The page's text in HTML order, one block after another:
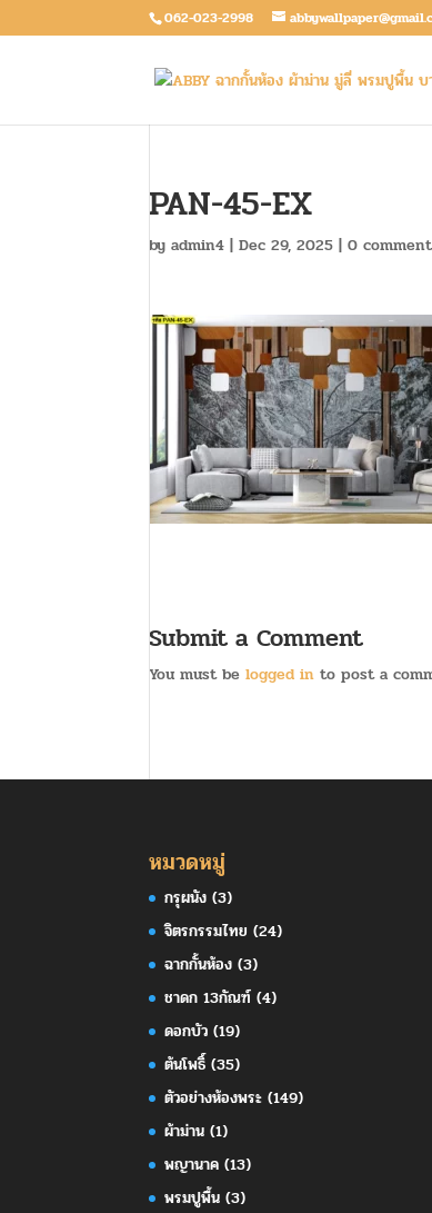
062-023-2998
PAN-45-EX
byadmin4 |Dec 29, 2025 |0
Submit a Comment
You must belogged in to post a
หมวดหมู่
กรุผนัง (3)
จิตรกรรมไทย (24)
ฉากกั้นห้อง (3)
ชาดก 13กัณฑ์ (4)
ดอกบัว (19)
ต้นโพธิ์ (35)
ตัวอย่างห้องพระ (149)
ผ้าม่าน (1)
พญานาค (13)
พรมปูพื้น (3)